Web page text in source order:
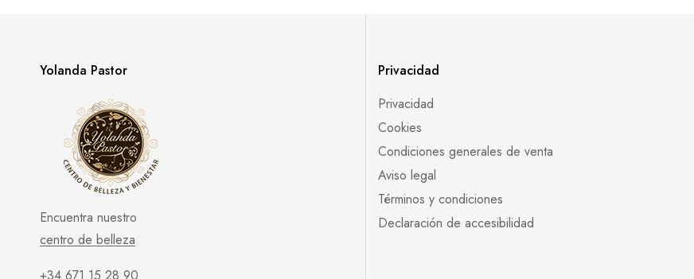
Yolanda Pastor
Encuentra nuestro
centro de belleza
+34 671 15 28 90
Privacidad
Privacidad
Cookies
Condiciones generales de venta
Aviso legal
Términos y condiciones
Declaración de accesibilidad